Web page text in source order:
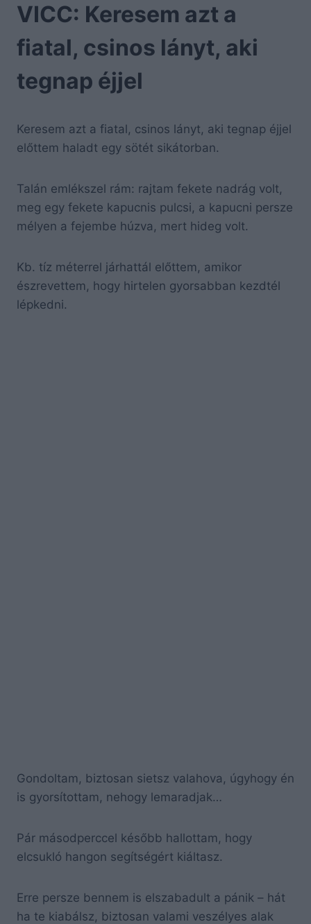
VICC: Keresem azt a
fiatal, csinos lányt, aki
tegnap éjjel
Keresem azt a fiatal, csinos lányt, aki tegnap éjjel
előttem haladt egy sötét sikátorban.
Talán emlékszel rám: rajtam fekete nadrág volt,
meg egy fekete kapucnis pulcsi, a kapucni persze
mélyen a fejembe húzva, mert hideg volt.
Kb. tíz méterrel járhattál előttem, amikor
észrevettem, hogy hirtelen gyorsabban kezdtél
lépkedni.
Gondoltam, biztosan sietsz valahova, úgyhogy én
is gyorsítottam, nehogy lemaradjak…
Pár másodperccel később hallottam, hogy
elcsukló hangon segítségért kiáltasz.
Erre persze bennem is elszabadult a pánik – hát
ha te kiabálsz, biztosan valami veszélyes alak